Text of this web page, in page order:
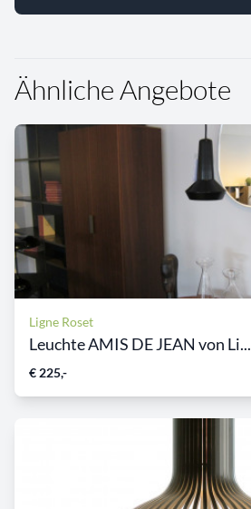
Ähnliche Angebote
Ligne Roset
Leuchte AMIS DE JEAN von Li...
€ 225,-